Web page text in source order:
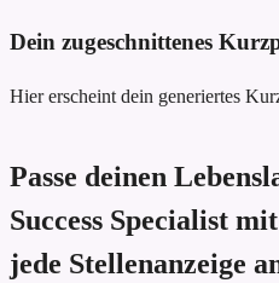
Dein zugeschnittenes
Hier erscheint dein generiertes
Passe deinen
Success Specialist
jede Stellenanzeige